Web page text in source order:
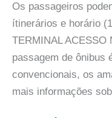
Os passageiros
ítinerários e horário
TERMINAL ACESSO
passagem de ônibus
convencionais, os
mais informações